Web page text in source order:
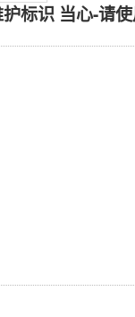
标识 当心-请